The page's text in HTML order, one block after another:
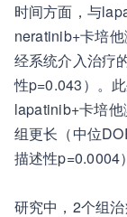
时间方面，与
neratinib+卡培
经系统介入治疗
性p=0.043）。
lapatinib+卡培
组更长（中位
描述性p=0.0004
研究中，2个组